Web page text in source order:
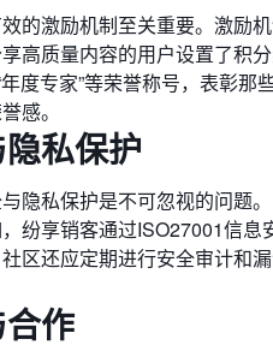
的激励机制至关重要。激励
高质量内容的用户设置了积
度专家”等荣誉称号，表彰
感。
私保护
隐私保护是不可忽视的问题
纷享销客通过ISO27001信
区还应定期进行安全审计和
作